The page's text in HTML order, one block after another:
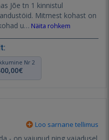
Jõe tn 1 kinnistul
u… Näita rohkem
Nr 2
Loo sarnane tellimus